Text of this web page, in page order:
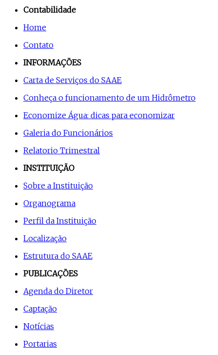
Contabilidade
Home
Contato
INFORMAÇÕES
Carta de Serviços do SAAE
Conheça o funcionamento de um Hidrômetro
Economize Água: dicas para economizar
Galeria do Funcionários
Relatorio Trimestral
INSTITUIÇÃO
Sobre a Instituição
Organograma
Perfil da Instituição
Localização
Estrutura do SAAE
PUBLICAÇÕES
Agenda do Diretor
Captação
Notícias
Portarias